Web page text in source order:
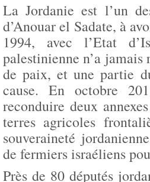
La Jordanie est l’un
d’Anouar el Sadate, à
1994, avec l’Etat
palestinienne n’a
de paix, et une partie
cause. En octobre
reconduire deux
terres agricoles
souveraineté
de fermiers israéliens
Près de 80 députés